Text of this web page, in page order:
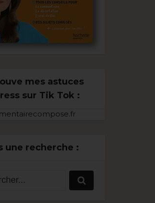
mes astuces
sur Tik Tok :
une recherche :